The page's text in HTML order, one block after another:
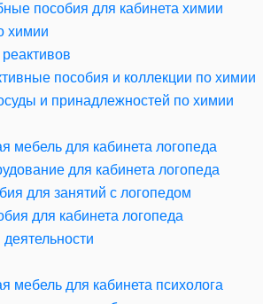
пособия для кабинета химии
химии
пособия и коллекции по химии
и принадлежностей по химии
мебель для кабинета логопеда
для кабинета логопеда
для занятий с логопедом
для кабинета логопеда
мебель для кабинета психолога